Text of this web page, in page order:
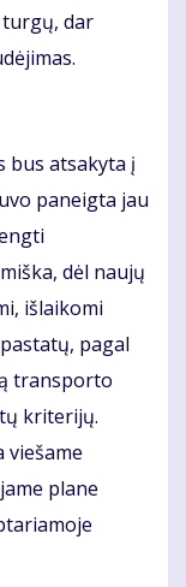
turgų, dar
bus atsakyta į
paneigta jau
dėl naujų
išlaikomi
pagal
transporto
kriterijų.
viešame
plane